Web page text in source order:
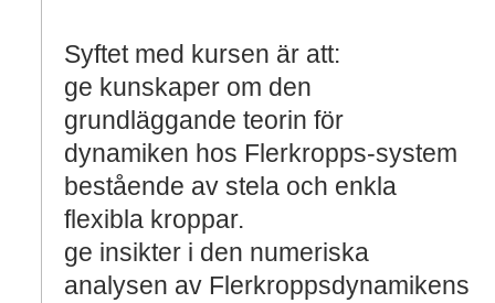
Syftet med kursen är att:
ge kunskaper om den
grundläggande teorin för
dynamiken hos Flerkropps-system
bestående av stela och enkla
flexibla kroppar.
ge insikter i den numeriska
analysen av Flerkroppsdynamikens